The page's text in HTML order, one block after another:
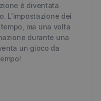
è diventata
L'impostazione dei
ma una volta
durante una
un gioco da